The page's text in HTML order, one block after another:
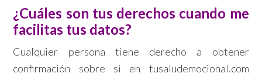
¿Cuáles son tus derechos cuando me
facilitas tus datos?
Cualquier persona tiene derecho a obtener
confirmación sobre si en tusaludemocional.com